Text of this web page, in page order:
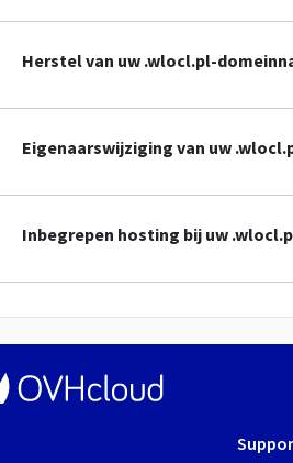
Herstel van uw .wlocl.pl-
Eigenaarswijziging van uw
Inbegrepen hosting bij uw